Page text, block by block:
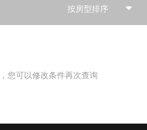
按房型排序
您可以修改条件再次查询